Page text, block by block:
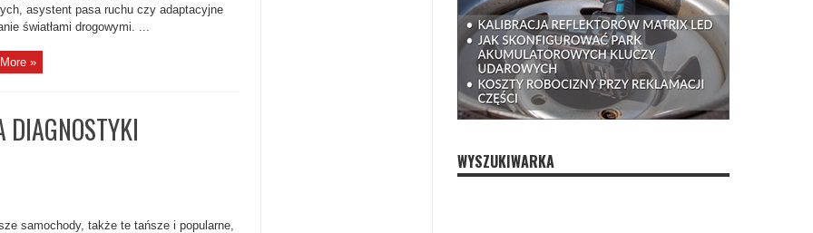
asystent pasa ruchu czy adaptacyjne
światłami drogowymi. ...
»
DIAGNOSTYKI
samochody, także te tańsze i popularne,
WYSZUKIWARKA